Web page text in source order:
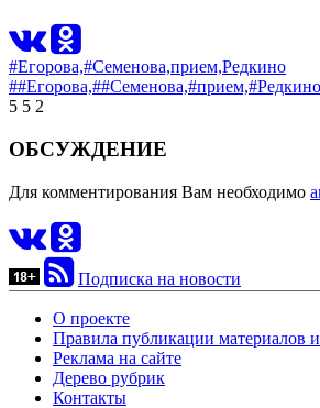
#Егорова,#Семенова,прием,Редкино
##Егорова,##Семенова,#прием,#Редкино
5 5 2
ОБСУЖДЕНИЕ
Для комментирования Вам необходимо
Подписка на новости
О проекте
Правила публикации материалов
Реклама на сайте
Дерево рубрик
Контакты